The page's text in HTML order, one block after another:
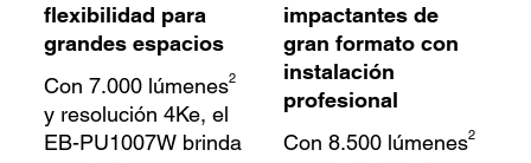
flexibilidad para
grandes espacios
Con 7.000 lúmenes2
y resolución 4Ke, el
EB-PU1007W brinda
impactantes de
gran formato con
instalación
profesional
Con 8.500 lúmenes2